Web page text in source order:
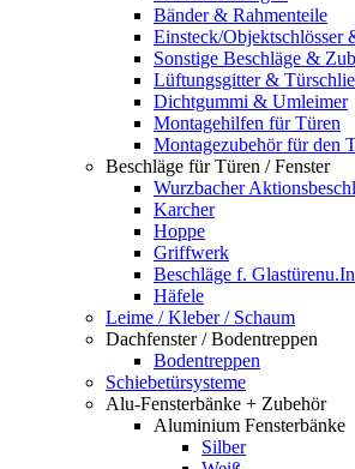
Bänder & Rahmenteile
Einsteck/Objektschlösser
Sonstige Beschläge &
Lüftungsgitter &
Dichtgummi & Umleimer
Montagehilfen für Türen
Montagezubehör für den
Beschläge für Türen / Fenster
Wurzbacher
Karcher
Hoppe
Griffwerk
Beschläge f.
Häfele
Leime / Kleber / Schaum
Dachfenster / Bodentreppen
Bodentreppen
Schiebetürsysteme
Alu-Fensterbänke + Zubehör
Aluminium Fensterbänke
Silber